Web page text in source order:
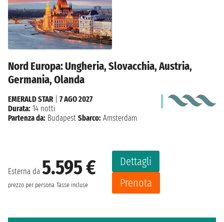
Nord Europa: Ungheria, Slovacchia, Austria,
Germania, Olanda
Esterna da 5.595 €
prezzo per persona Tasse incluse
Dettagli
Prenota
EMERALD STAR| 7 AGO 2027
Durata: 14 notti
Partenza da: Budapest Sbarco: Amsterdam